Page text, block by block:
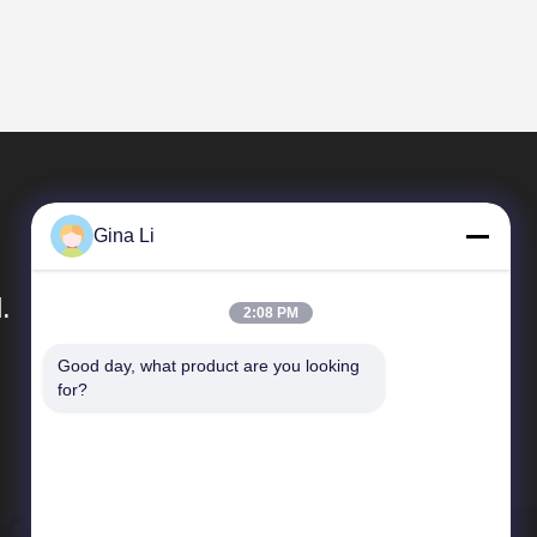
빠른 링크
Gina Li
2:08 PM
Good day, what product are you looking
for?